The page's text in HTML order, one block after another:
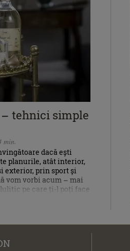
tehnici simple
min.
dacă ești
planurile, atât interior,
exterior, prin sport și
vom vorbi acum – mai
pe care ți-l poți face